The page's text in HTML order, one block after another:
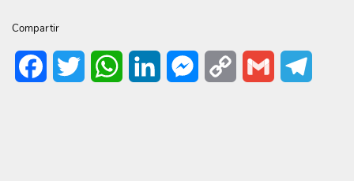
Compartir
FacebookTwitter WhatsAppLinkedIn Messenger
Copy
Gmail